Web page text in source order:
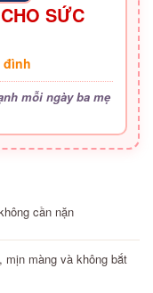
SỨC
đình
mỗi ngày ba mẹ
cần nặn
mịn màng và không bắt